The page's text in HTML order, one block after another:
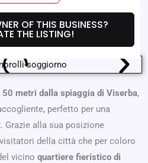
OF THIS BUSINESS?
THE LISTING!
50 metri dalla spiaggia di Viserba,
perfetto per una
Grazie alla sua posizione
della città che per coloro
vicino quartiere fieristico di